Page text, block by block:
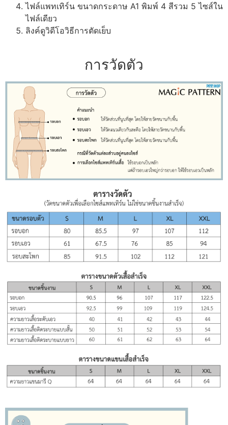
ไฟล์แพทเทิร์น ขนาดกระดาษ A1 พิมพ์ 4 สีรวม 5 ไซส์ใน
ไฟล์เดียว
ลิงค์ดูวิดีโอวิธีการตัดเย็บ
การวัดตัว